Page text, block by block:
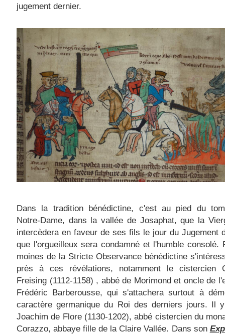
jugement dernier.
Dans la tradition bénédictine, c'est au pied du
Notre-Dame, dans la vallée de Josaphat, que la
intercèdera en faveur de ses fils le jour du Jugement
que l'orgueilleux sera condamné et l'humble consolé.
moines de la Stricte Observance bénédictine
près à ces révélations, notamment le cistercien
Freising (1112-1158) , abbé de Morimond et oncle de
Frédéric Barberousse, qui s'attachera surtout à
caractère germanique du Roi des derniers jours. Il
Joachim de Flore (1130-1202), abbé cistercien du
Corazzo, abbaye fille de la Claire Vallée. Dans son